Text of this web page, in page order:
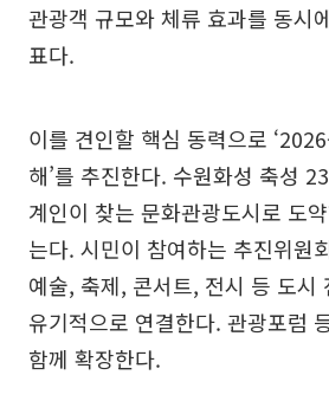
관광객 규모와 체류 효과를 동시
표다.
이를 견인할 핵심 동력으로
해’를 추진한다. 수원화성 축성
계인이 찾는 문화관광도시로 도
는다. 시민이 참여하는 추진위원
예술, 축제, 콘서트, 전시 등 도시
유기적으로 연결한다. 관광포럼
함께 확장한다.